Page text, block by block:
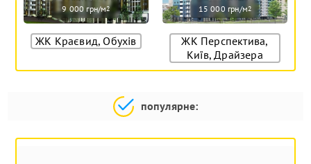
9 000 грн/м2
ЖК Краєвид, Обухів
15 000 грн/м2
ЖК Перспектива,
Київ, Драйзера
популярне: